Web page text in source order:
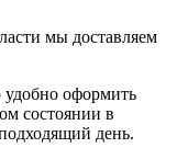
мы доставляем
удобно оформить
состоянии в
день.